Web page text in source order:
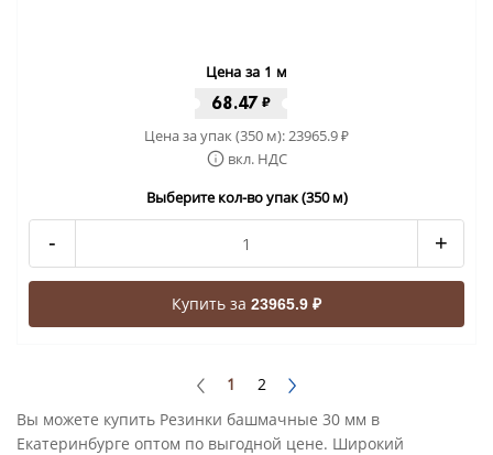
Цена за 1 м
68.47₽
Цена за упак (350 м):23965.9₽
вкл. НДС
Выберите кол-во упак (350 м)
- +
Купить за 23965.9 ₽
1
2
Вы можете купить Резинки башмачные 30 мм в
Екатеринбурге оптом по выгодной цене. Широкий